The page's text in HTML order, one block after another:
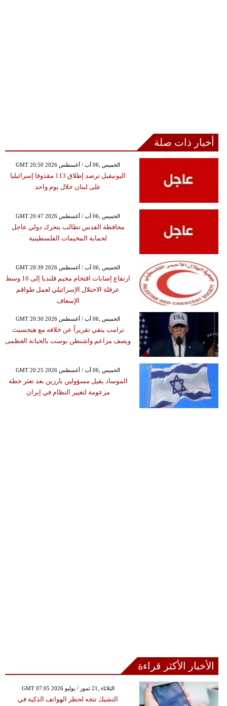
أخبار ذات صلة
GMT 20:50 2026 الخميس ,06 آب / أغسطس
اليونيفيل ترصد إطلاق 113 مقذوفا إسرائيليا
على لبنان خلال يوم واحد
GMT 20:47 2026 الخميس ,06 آب / أغسطس
محافظة القدس تطالب بتحرك دولي عاجل
لحماية المخيمات الفلسطينية
GMT 20:39 2026 الخميس ,06 آب / أغسطس
ارتفاع إصابات اقتحام مخيم قلنديا إلى 16 وسط
عرقلة الاحتلال الإسرائيلي لعمل طواقم
الإسعاف
GMT 20:30 2026 الخميس ,06 آب / أغسطس
ترامب ينفي تقريراً عن خلافه مع هيجسيث
ويصف مزاعم واشنطن بوست بالخيانة العظمى
GMT 20:25 2026 الخميس ,06 آب / أغسطس
الموساد يقيل مسؤولين بارزين بعد تعثر خطة
مزعومة لتغيير النظام في إيران
الأخبار الأكثر قراءة
GMT 07:05 2026 الثلاثاء ,21 تموز / يوليو
التشيك تتجه لحظر الهواتف الذكية في